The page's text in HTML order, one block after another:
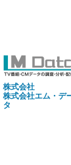
株式会社
株式会社エム・デ
タ